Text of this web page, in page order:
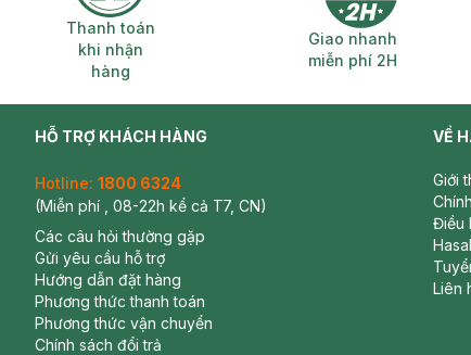
Thanh toán khi nhận hàng
Thanh toán
khi nhận
hàng
Giao nhanh
Giao nhanh
miễn phí 2H
HỖ TRỢ KHÁCH HÀNG
Hotline: 1800 6324
(Miễn phí , 08-22h kể cả T7, CN)
Các câu hỏi thường gặp
Gửi yêu cầu hỗ trợ
Hướng dẫn đặt hàng
Phương thức thanh toán
Phương thức vận chuyển
Chính sách đổi trả
VỀ
Giới
Điều
Liên